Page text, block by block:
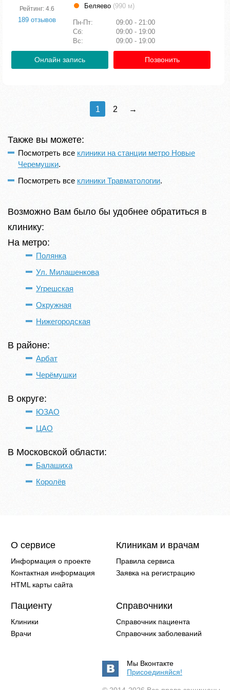
Рейтинг: 4.6
189 отзывов
Беляево (990 м)
Пн-Пт:
09:00 - 21:00
Сб:
09:00 - 19:00
Вс:
09:00 - 19:00
Онлайн запись Позвонить
1 2 →
Также вы можете:
Посмотреть все клиники на станции метро Новые
Черемушки.
Посмотреть все клиники Травматологии.
Возможно Вам было бы удобнее обратиться в
клинику:
На метро:
Полянка
Ул. Милашенкова
Угрешская
Окружная
Нижегородская
В районе:
Арбат
Черёмушки
В округе:
ЮЗАО
ЦАО
В Московской области:
Балашиха
Королёв
О сервисе
Информация о проекте
Контактная информация
HTML карты сайта
Клиникам и врачам
Правила сервиса
Заявка на регистрацию
Пациенту
Клиники
Врачи
Справочники
Справочник пациента
Справочник заболеваний
Мы Вконтакте
Присоединяйся!